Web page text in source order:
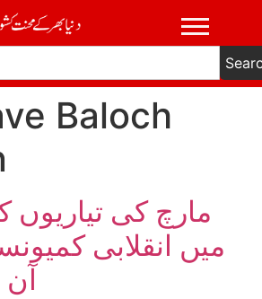
Baloch
میں انقلابی
آن